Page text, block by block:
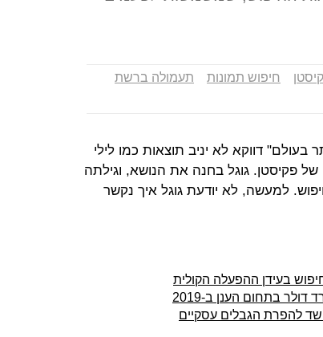
חיפוש תמונות
תעמולה ברשת
בעולם" דווקא לא יניב תוצאות כמו לילי
פקיסטן. גוגל בחנה את הנושא, וגילתה
למעשה, לא יודעת גוגל איך נקשר
בעידן ההפעלה הקולית
להפרת הגבלים עסקיים